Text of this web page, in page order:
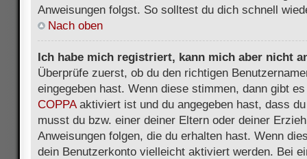
Anweisungen folgst. So solltest du dich schnell
Nach oben
Ich habe mich registriert, kann mich aber nicht
Überprüfe zuerst, ob du den richtigen
eingegeben hast. Wenn diese stimmen, dann gibt
COPPAaktiviert ist und du angegeben hast, dass
musst du bzw. einer deiner Eltern oder deiner
Anweisungen folgen, die du erhalten hast. Wenn
dein Benutzerkonto vielleicht aktiviert werden. Bei